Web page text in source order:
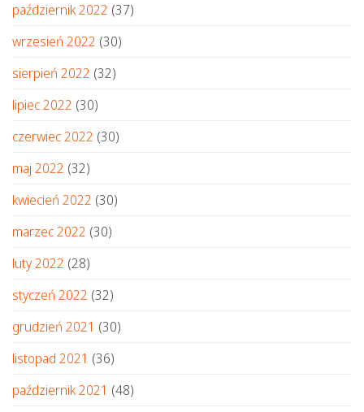
październik 2022 (37)
wrzesień 2022 (30)
sierpień 2022 (32)
lipiec 2022 (30)
czerwiec 2022 (30)
maj 2022 (32)
kwiecień 2022 (30)
marzec 2022 (30)
luty 2022 (28)
styczeń 2022 (32)
grudzień 2021 (30)
listopad 2021 (36)
październik 2021 (48)